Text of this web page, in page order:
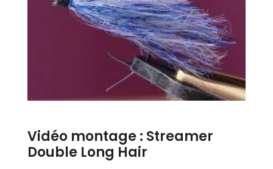
Vidéo montage : Streamer
Double Long Hair